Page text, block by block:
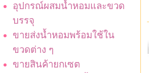
อุปกรณ์ผสมน้ำหอมและขวด
บรรจุ
ขายส่งน้ำหอมพร้อมใช้ใน
ขวดต่าง ๆ
ขายสินค้ายกเซต